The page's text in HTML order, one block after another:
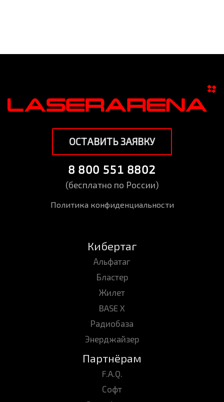
Кибертаг
Альфатаг
Бластер
Жилет
BASE X
Радиобаза
Энерджайзер
Партнёрам
F.A.Q.
Софт
ОСТАВИТЬ ЗАЯВКУ
8 800 551 8802
(бесплатно по России)
Политика конфиденциальности